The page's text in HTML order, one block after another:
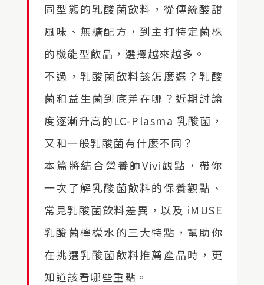
同型態的乳酸菌飲料，從傳統酸甜
風味、無糖配方，到主打特定菌株
的機能型飲品，選擇越來越多。
不過，乳酸菌飲料該怎麼選？乳酸
菌和益生菌到底差在哪？近期討論
度逐漸升高的LC-Plasma 乳酸菌，
又和一般乳酸菌有什麼不同？
本篇將結合營養師Vivi觀點，帶你
一次了解乳酸菌飲料的保養觀點、
常見乳酸菌飲料差異，以及 iMUSE
乳酸菌檸檬水的三大特點，幫助你
在挑選乳酸菌飲料推薦產品時，更
知道該看哪些重點。